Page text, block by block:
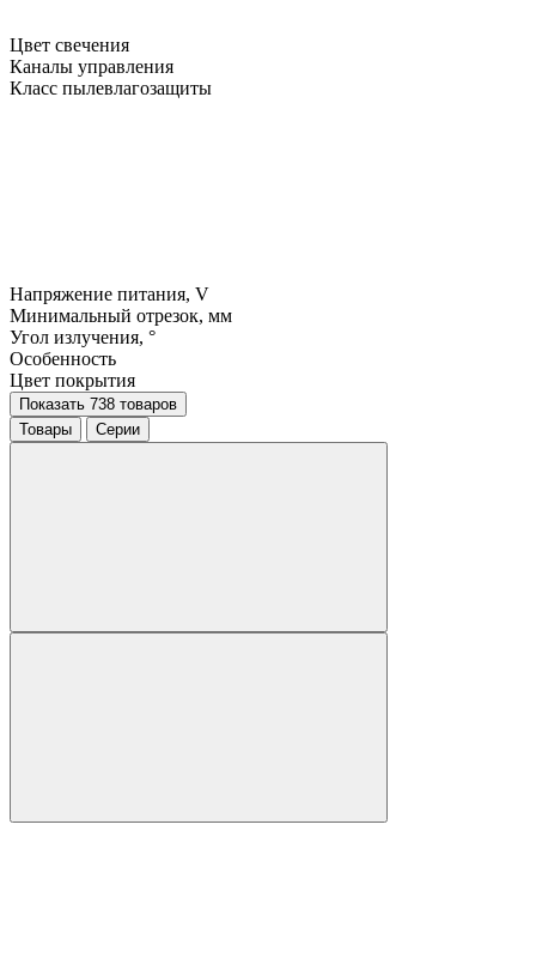
Цвет свечения
Каналы управления
Класс пылевлагозащиты
Напряжение питания, V
Минимальный отрезок, мм
Угол излучения, °
Особенность
Цвет покрытия
Показать 738 товаров
Товары
Серии